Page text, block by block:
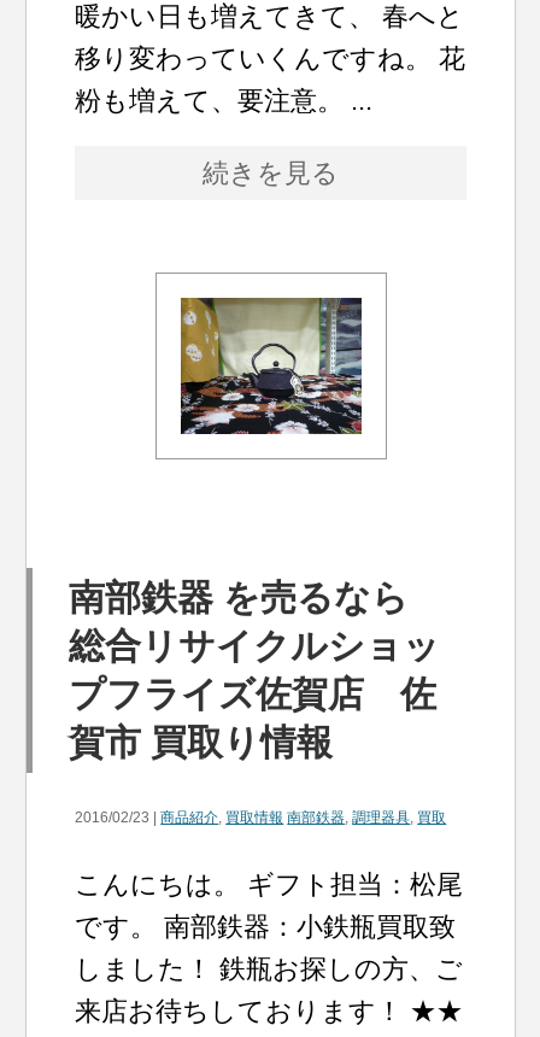
暖かい日も増えてきて、 春へと
移り変わっていくんですね。 花
粉も増えて、要注意。 ...
続きを見る
南部鉄器 を売るなら
総合リサイクルショッ
プフライズ佐賀店 佐
賀市 買取り情報
2016/02/23 |商品紹介, 買取情報 南部鉄器,調理器具, 買取
こんにちは。 ギフト担当：松尾
です。 南部鉄器：小鉄瓶買取致
しました！ 鉄瓶お探しの方、ご
来店お待ちしております！ ★★